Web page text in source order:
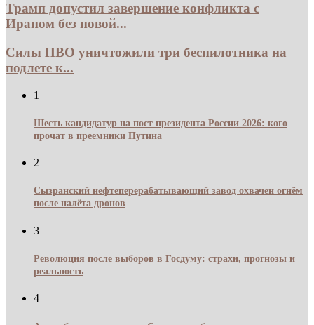
Трамп допустил завершение конфликта с
Ираном без новой...
Силы ПВО уничтожили три беспилотника на
подлете к...
1
Шесть кандидатур на пост президента России 2026: кого
прочат в преемники Путина
2
Сызранский нефтеперерабатывающий завод охвачен огнём
после налёта дронов
3
Революция после выборов в Госдуму: страхи, прогнозы и
реальность
4